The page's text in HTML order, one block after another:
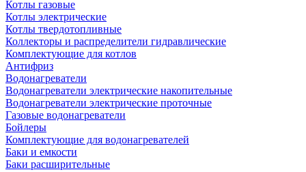
Котлы газовые
Котлы электрические
Котлы твердотопливные
Коллекторы и распределители гидравлические
Комплектующие для котлов
Антифриз
Водонагреватели
Водонагреватели электрические накопительные
Водонагреватели электрические проточные
Газовые водонагреватели
Бойлеры
Комплектующие для водонагревателей
Баки и емкости
Баки расширительные